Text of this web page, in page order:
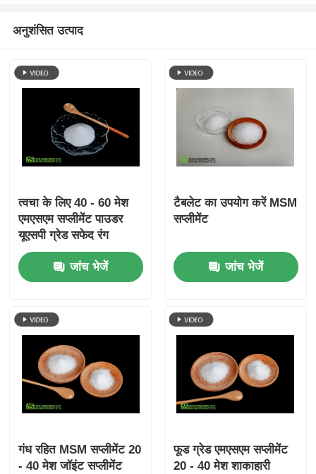
अनुशंसित उत्पाद
त्वचा के लिए 40 - 60 मेश
एमएसएम सप्लीमेंट पाउडर
यूएसपी ग्रेड सफेद रंग
जांच भेजें
टैबलेट का उपयोग करें MSM
सप्लीमेंट
जांच भेजें
गंध रहित MSM सप्लीमेंट 20
- 40 मेश जॉइंट सप्लीमेंट
फूड ग्रेड एमएसएम सप्लीमेंट
20 - 40 मेश शाकाहारी